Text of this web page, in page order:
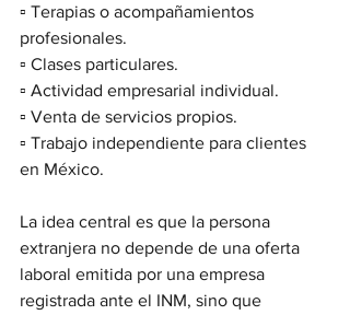
▫️ Terapias o acompañamientos
profesionales.
▫️ Clases particulares.
▫️ Actividad empresarial individual.
▫️ Venta de servicios propios.
▫️ Trabajo independiente para clientes
en México.
La idea central es que la persona
extranjera no depende de una oferta
laboral emitida por una empresa
registrada ante el INM, sino que